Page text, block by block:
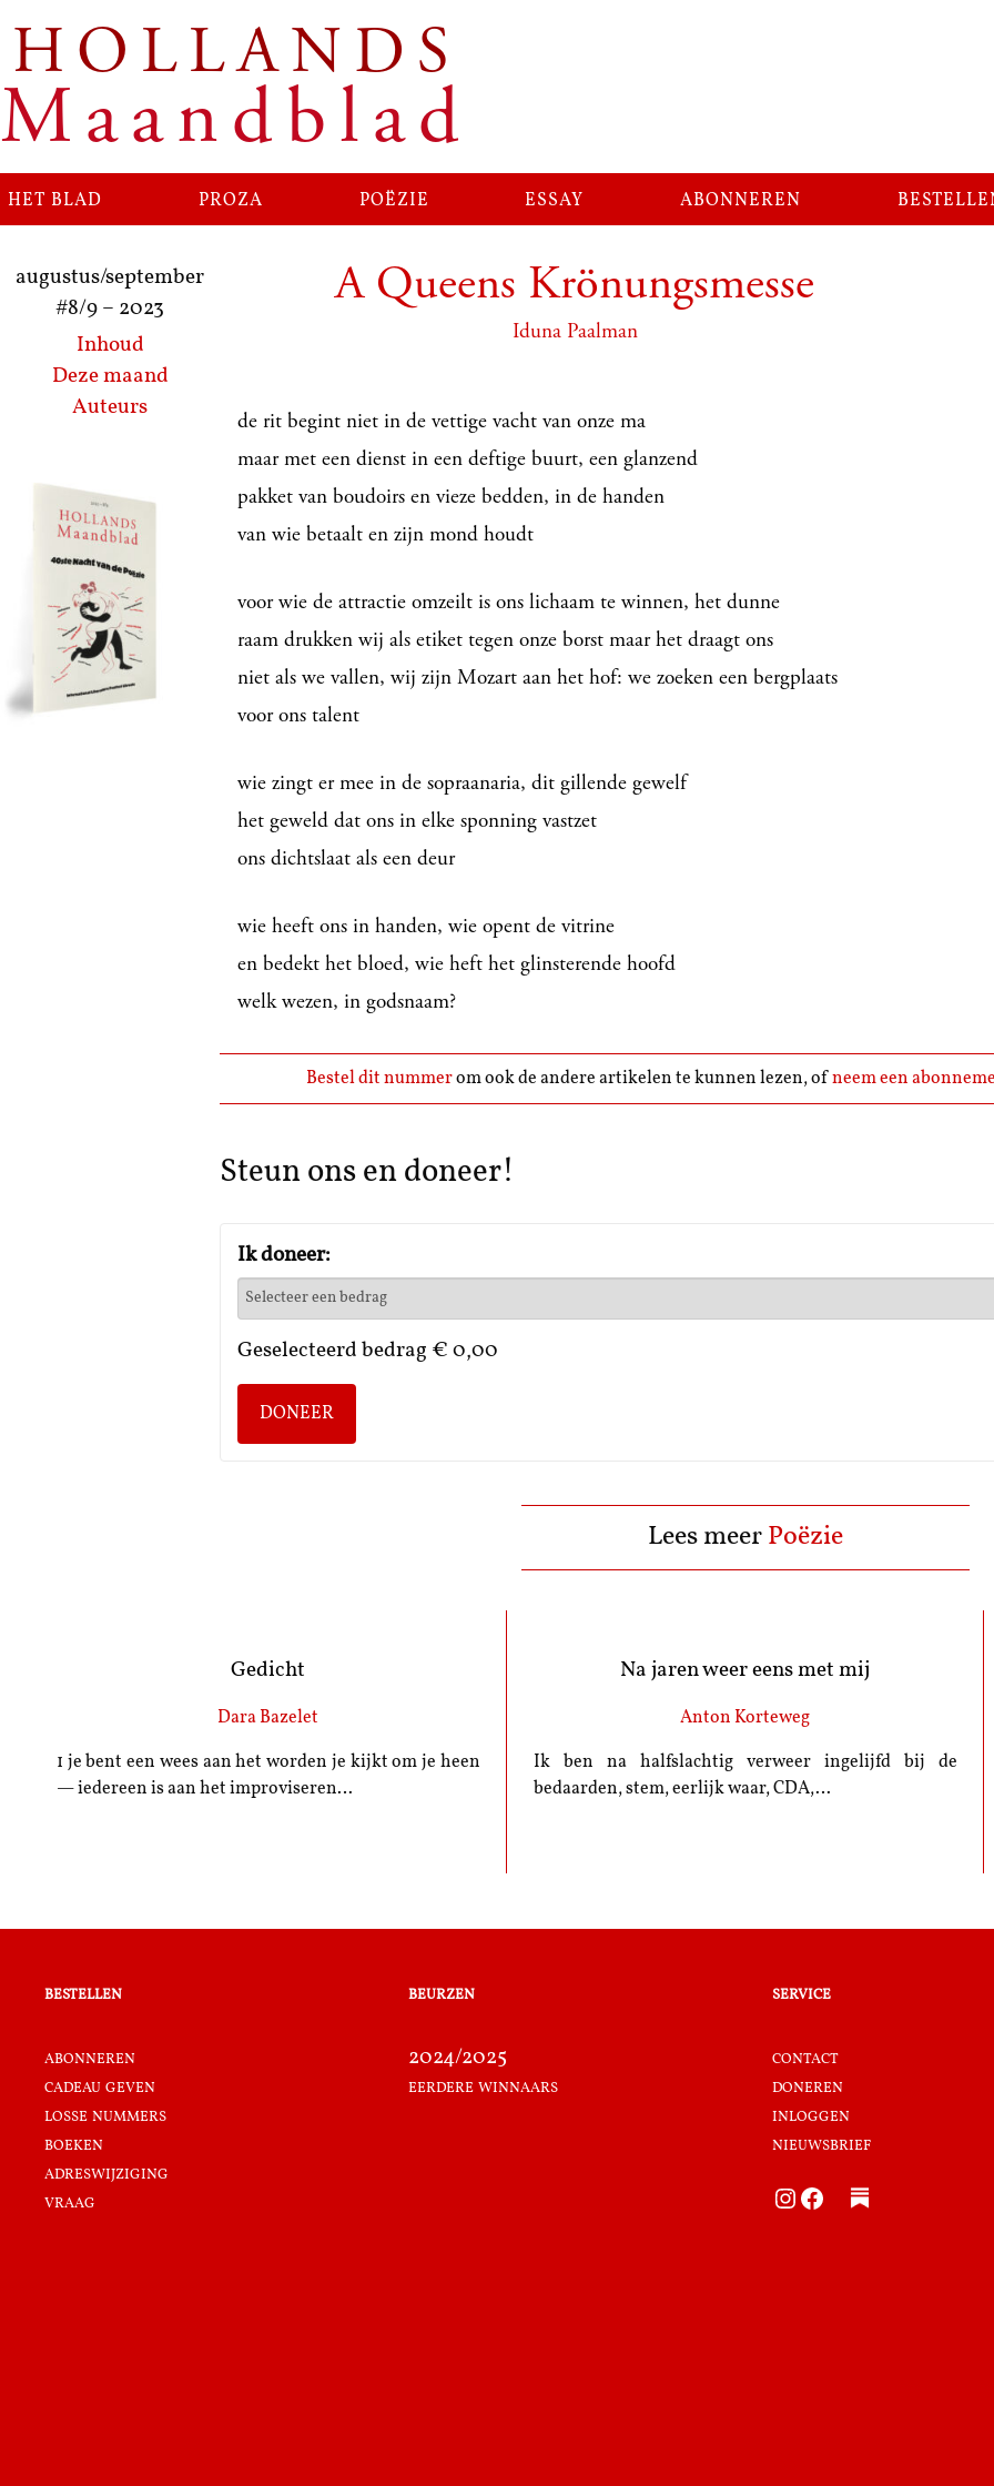
Ga
naar
de
inhoud
HOLLANDS
Maandblad
het blad proza poëzie essay abonneren
augustus/september
#8/9 – 2023
Inhoud
Deze maand
Auteurs
A Queens Krönungsmesse
Iduna Paalman
de rit begint niet in de vettige vacht van onze ma
maar met een dienst in een deftige buurt, een glanzend
pakket van boudoirs en vieze bedden, in de handen
van wie betaalt en zijn mond houdt
voor wie de attractie omzeilt is ons lichaam te winnen, het dunne
raam drukken wij als etiket tegen onze borst maar het draagt ons
niet als we vallen, wij zijn Mozart aan het hof: we zoeken een bergplaats
voor ons talent
wie zingt er mee in de sopraanaria, dit gillende gewelf
het geweld dat ons in elke sponning vastzet
ons dichtslaat als een deur
wie heeft ons in handen, wie opent de vitrine
en bedekt het bloed, wie heft het glinsterende hoofd
welk wezen, in godsnaam?
Bestel dit nummerom ook de andere artikelen te kunnen lezen, ofneem een
Steun ons en doneer!
Ik doneer:
Geselecteerd bedrag € 0,00
DONEER
Lees meer Poëzie
Gedicht
Dara Bazelet
1 je bent een wees aan het worden je kijkt om je heen
— iedereen is aan het improviseren…
Na jaren weer eens met mij
Anton Korteweg
Ik ben na halfslachtig verweer ingelijfd bij de
bedaarden, stem, eerlijk waar, CDA,…
bestellen
abonneren
cadeau geven
losse nummers
boeken
adreswijziging
vraag
beurzen
2024/2025
eerdere winnaars
service
contact
doneren
inloggen
nieuwsbrief
Instagram Facebook